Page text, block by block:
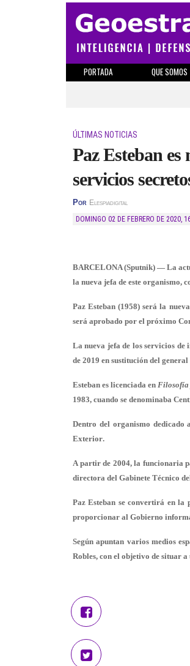
PORTADA QUE SOMOS
ÚLTIMAS NOTICIAS
Paz Esteban
servicios
Por Elespiadigital
DOMINGO 02 DE FEBRERO DE 2020,
BARCELONA (Sputnik) — La
la nueva jefa de este organismo,
Paz Esteban (1958) será la
será aprobado por el próximo
La nueva jefa de los servicios de
de 2019 en sustitución del
Esteban es licenciada en Filosofía
1983, cuando se denominaba
Dentro del organismo dedicado
Exterior.
A partir de 2004, la funcionaria
directora del Gabinete Técnico
Paz Esteban se convertirá en
proporcionar al Gobierno
Según apuntan varios medios
Robles, con el objetivo de situar a